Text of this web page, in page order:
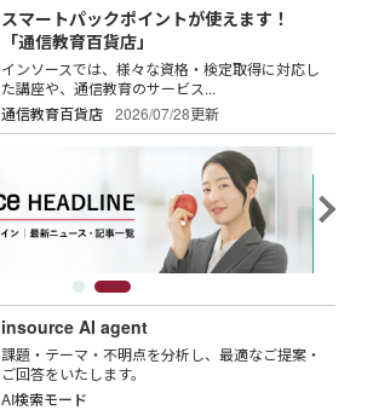
スマートパックポイントが使えます！
「通信教育百貨店」
インソースでは、様々な資格・検定取得に対応し
た講座や、通信教育のサービス...
通信教育百貨店
2026/07/28更新
insource AI agent
課題・テーマ・不明点を分析し、最適なご提案・
ご回答をいたします。
AI検索モード